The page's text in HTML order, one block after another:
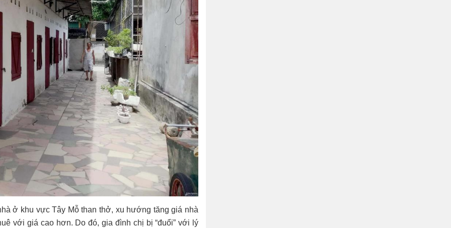
ở khu vực Tây Mỗ than thở, xu hướng tăng giá nhà
với giá cao hơn. Do đó, gia đình chị bị “đuổi” với lý